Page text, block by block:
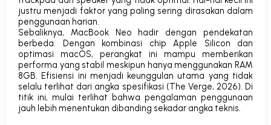
justru menjadi faktor yang paling sering dirasakan dalam
penggunaan harian.
Sebaliknya, MacBook Neo hadir dengan pendekatan
berbeda. Dengan kombinasi chip Apple Silicon dan
optimasi macOS, perangkat ini mampu memberikan
performa yang stabil meskipun hanya menggunakan RAM
8GB. Efisiensi ini menjadi keunggulan utama yang tidak
selalu terlihat dari angka spesifikasi (The Verge, 2026). Di
titik ini, mulai terlihat bahwa pengalaman penggunaan
jauh lebih menentukan dibanding sekadar angka teknis.